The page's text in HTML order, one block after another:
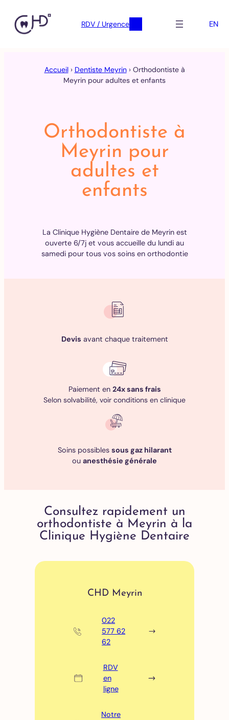
RDV / Urgence EN
Accueil› Dentiste Meyrin› Orthodontiste à
Meyrin pour adultes et enfants
Orthodontiste à
Meyrin pour
adultes et
enfants
La Clinique Hygiène Dentaire de Meyrin est
ouverte 6/7j et vous accueille du lundi au
samedi pour tous vos soins en orthodontie
Devis avant chaque traitement
Paiement en 24x sans frais
Selon solvabilité, voir conditions en clinique
Soins possibles sous gaz hilarant
ou anesthésie générale
Consultez rapidement un
orthodontiste à Meyrin à la
Clinique Hygiène Dentaire
CHD Meyrin
022
577 62
62
RDV
en
ligne
Notre